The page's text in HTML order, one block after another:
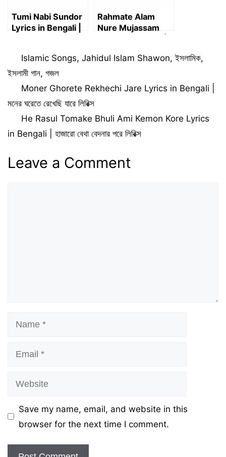
Tumi Nabi Sundor
Lyrics in Bengali |
Rahmate Alam
Nure Mujassam
লিরিক্স
Categories
Islamic Songs,Jahidul Islam Shawon,ইসলামিক,
ইসলামী গান, গজল
Moner Ghorete Rekhechi Jare Lyrics in Bengali |
মনের ঘরেতে রেখেছি যারে লিরিক্স
He Rasul Tomake Bhuli Ami Kemon Kore Lyrics
in Bengali | হাজারো বেথা বেদনার পরে লিরিক্স
Leave a Comment
Name
Email
Website
Save my name, email, and website in this
browser for the next time I comment.